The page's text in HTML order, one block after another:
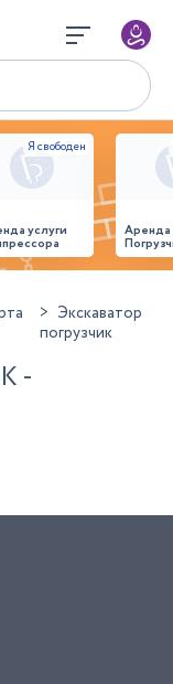
услуги
Экскаватор
погрузчик
-